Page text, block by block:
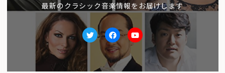
最新のクラシック音楽情報をお届けします
TwitterfacebookYoutube